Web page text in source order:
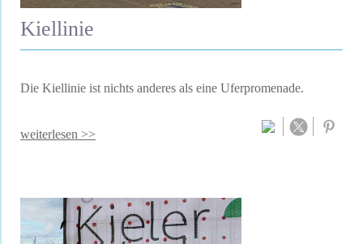
Kiellinie
Die Kiellinie ist nichts anderes als eine Uferpromenade.
weiterlesen >>